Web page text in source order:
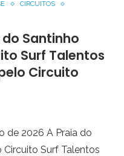
CIRCUITOS
Santinho
Surf Talentos
Circuito
de 2026 A Praia do
Circuito Surf Talentos